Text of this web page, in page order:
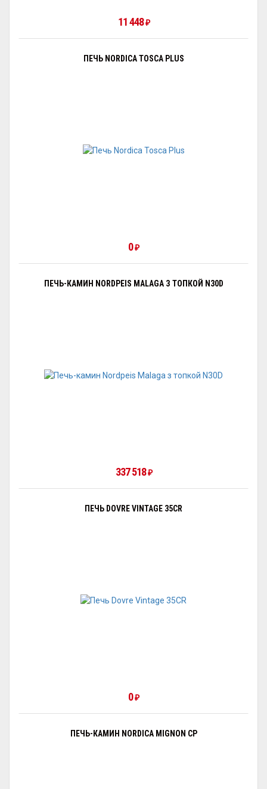
11 448 ₽
ПЕЧЬ NORDICA TOSCA PLUS
0 ₽
ПЕЧЬ-КАМИН NORDPEIS MALAGA З ТОПКОЙ N30D
337 518 ₽
ПЕЧЬ DOVRE VINTAGE 35CR
0 ₽
ПЕЧЬ-КАМИН NORDICA MIGNON CP